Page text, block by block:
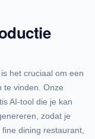
het cruciaal om een
te vinden. Onze
AI-tool die je kan
zodat je
dining restaurant,